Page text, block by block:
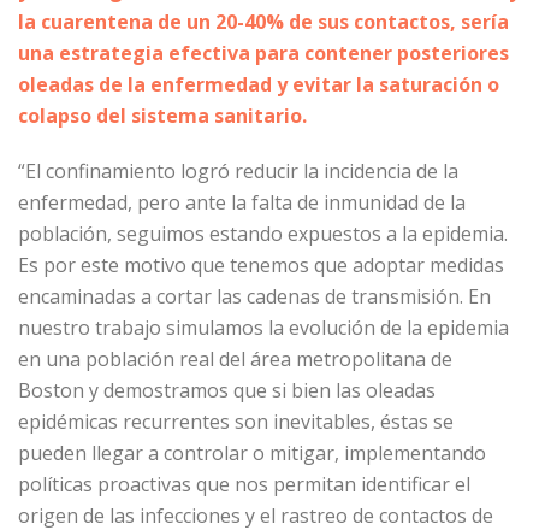
la cuarentena de un 20-40% de sus contactos, sería
una estrategia efectiva para contener posteriores
oleadas de la enfermedad y evitar la saturación o
colapso del sistema sanitario.
“El confinamiento logró reducir la incidencia de la
enfermedad, pero ante la falta de inmunidad de la
población, seguimos estando expuestos a la epidemia.
Es por este motivo que tenemos que adoptar medidas
encaminadas a cortar las cadenas de transmisión. En
nuestro trabajo simulamos la evolución de la epidemia
en una población real del área metropolitana de
Boston y demostramos que si bien las oleadas
epidémicas recurrentes son inevitables, éstas se
pueden llegar a controlar o mitigar, implementando
políticas proactivas que nos permitan identificar el
origen de las infecciones y el rastreo de contactos de